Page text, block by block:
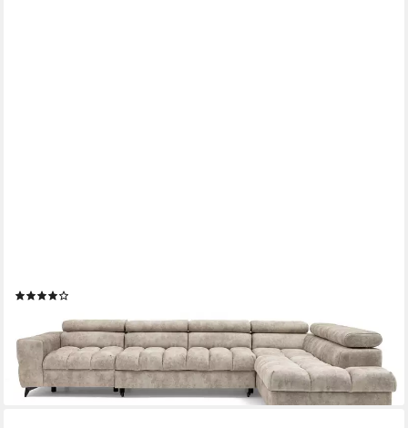
-5%
lieferbar - in 6-7 Werktagen bei dir
+1